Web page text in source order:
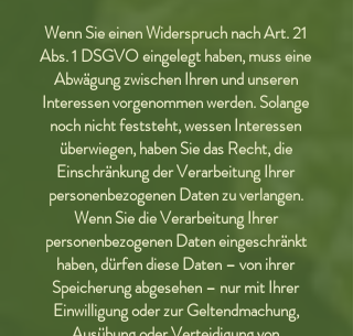
Wenn Sie einen Widerspruch nach Art. 21
Abs. 1 DSGVO eingelegt haben, muss eine
Abwägung zwischen Ihren und unseren
Interessen vorgenommen werden. Solange
noch nicht feststeht, wessen Interessen
überwiegen, haben Sie das Recht, die
Einschränkung der Verarbeitung Ihrer
personenbezogenen Daten zu verlangen.
Wenn Sie die Verarbeitung Ihrer
personenbezogenen Daten eingeschränkt
haben, dürfen diese Daten – von ihrer
Speicherung abgesehen – nur mit Ihrer
Einwilligung oder zur Geltendmachung,